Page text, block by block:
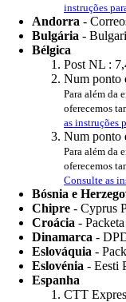
instruções
Andorra -
Bulgária -
Bélgica
Post NL :
Num ponto
Para além da
oferecemos
as instruções
Num ponto
Para além da
oferecemos
Consulte as
Bósnia e
Chipre - Cyprus
Croácia -
Dinamarca -
Eslováquia -
Eslovénia - Eesti
Espanha
CTT